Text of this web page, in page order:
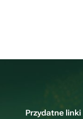
Przydatne linki